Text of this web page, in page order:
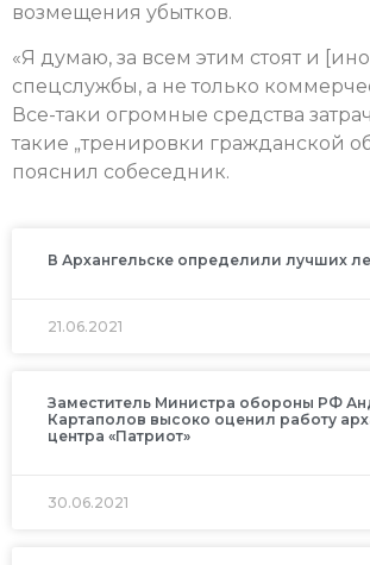
возмещения убытков.
«Я думаю, за всем этим стоят и
спецслужбы, а не только
Все-таки огромные средства
такие „тренировки гражданской
пояснил собеседник.
В Архангельске определили лучших
21.06.2021
Заместитель Министра обороны РФ
Картаполов высоко оценил работу
центра «Патриот»
30.06.2021